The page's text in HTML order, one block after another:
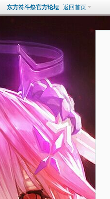
东方符斗祭官方论坛 返回首页